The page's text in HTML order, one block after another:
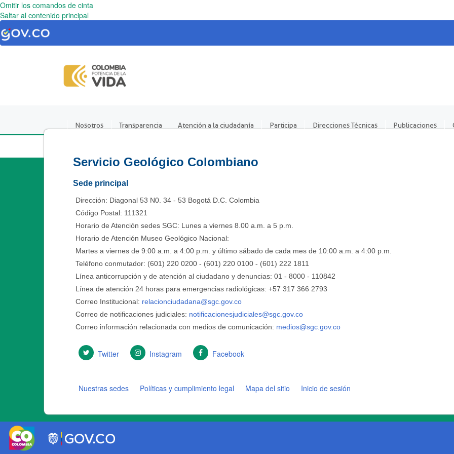
Omitir los comandos de cinta
Saltar al contenido principal
Nosotros Transparencia Atención a la ciudadanía Participa Direcciones Técnicas Publicaciones
Servicio Geológico Colombiano
Sede principal
Dirección: Diagonal 53 N0. 34 - 53 Bogotá D.C. Colombia
Código Postal: 111321
Horario de Atención sedes SGC: Lunes a viernes 8.00 a.m. a 5 p.m.
Horario de Atención Museo Geológico Nacional:
Martes a viernes de 9:00 a.m. a 4:00 p.m. y último sábado de cada mes de 10:00 a.m. a 4:00 p.m.
Teléfono conmutador: (601) 220 0200 - (601) 220 0100 - (601) 222 1811
Línea anticorrupción y de atención al ciudadano y denuncias: 01 - 8000 - 110842
Línea de atención 24 horas para emergencias radiológicas: +57 ​317 366 2793
Correo Institucional: relacionciudadana@sgc.gov.co
Correo de notificaciones judiciales: notificacionesjudiciales@sgc.gov.co
Correo información relacionada con medios de comunicación: medios@sgc.gov.co
Twitter Instagram Facebook
Nuestras sedes Políticas y cumplimiento legal Mapa del sitio Inicio de sesión